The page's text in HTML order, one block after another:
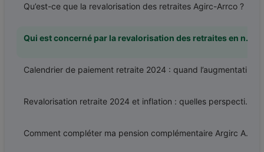
Qu’est-ce que la revalorisation des retraites Agirc-Arrco ?
Qui est concerné par la revalorisation des retraites en novembre 2024 ?
Revalorisation retraite 2024 et inflation : quelles perspectives pour les prochaines années ?
Comment compléter ma pension complémentaire Argirc Arrco ?